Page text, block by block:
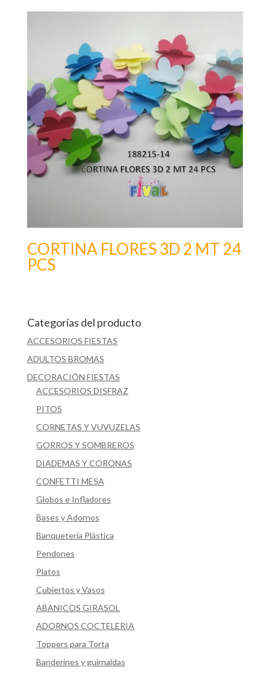
CORTINA FLORES 3D 2 MT 24
PCS
Categorías del producto
ACCESORIOS FIESTAS
ADULTOS BROMAS
DECORACIÓN FIESTAS
ACCESORIOS DISFRAZ
PITOS
CORNETAS Y VUVUZELAS
GORROS Y SOMBREROS
DIADEMAS Y CORONAS
CONFETTI MESA
Globos e Infladores
Bases y Adornos
Banqueteria Plástica
Pendones
Platos
Cubiertos y Vasos
ABANICOS GIRASOL
ADORNOS COCTELERIA
Toppers para Torta
Banderines y guirnaldas